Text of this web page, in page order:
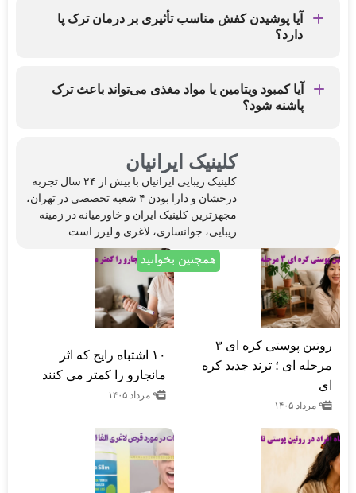
آلفا-هیدروکسی (مثل لاکتیک) و روغن های مرطوب کننده
مؤثر شناخته شده‌اند
آیا پوشیدن کفش مناسب تأثیری بر درمان ترک پا
دارد؟
دمپایی‌های بدون پشت یا کف‌های سخت، می‌تواند فشار
روی پاشنه را کاهش داده و به بهبود کمک کند.
آیا کمبود ویتامین یا مواد مغذی می‌تواند باعث ترک
پاشنه شود؟
(B₃) یا زینک می‌تواند سلامت پوست را مختل کند و ترک
پاشنه را تشدید نماید.
کلینیک ایرانیان
کلینیک‌ زیبایی ایرانیان با بیش از ۲۴ سال تجربه
درخشان و دارا بودن ۴ شعبه تخصصی در تهران،
مجهزترین کلینیک ایران و خاورمیانه در زمینه
زیبایی، جوانسازی، لاغری و لیزر است.
همچنین بخوانید
روتین پوستی کره ای ۳
مرحله ای ؛ ترند جدید کره
ای
۹ مرداد ۱۴۰۵
۱۰ اشتباه رایج که اثر
مانجارو را کمتر می کنند
۹ مرداد ۱۴۰۵